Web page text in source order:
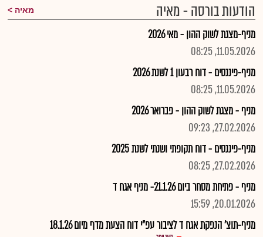
הודעות בורסה - מאיה מאיה
מניף-מצגת לשוק ההון - מאי 2026
11.05.2026, 08:25
מניף-פיננסים - דוח רבעון 1 לשנת 2026
11.05.2026, 08:25
מניף - מצגת לשוק ההון - פברואר 2026
27.02.2026, 09:23
מניף-פיננסים - דוח תקופתי ושנתי לשנת 2025
27.02.2026, 08:25
מניף - פתיחת מסחר ביום 21.1.26- מניף אגח ד
20.01.2026, 15:59
מניף-תוצ' הנפקת אגח ד לציבור עפ"י דוח הצעת מדף מיום 18.1.26